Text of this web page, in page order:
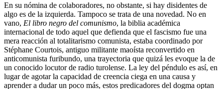
En su nómina de colaboradores, no obstante, si hay disidentes de
algo es de la izquierda. Tampoco se trata de una novedad. No en
vano, El libro negro del comunismo, la biblia académica
internacional de todo aquel que defienda que el fascismo fue una
mera reacción al totalitarismo comunista, estaba coordinado por
Stéphane Courtois, antiguo militante maoísta reconvertido en
anticomunista furibundo, una trayectoria que quizá les evoque la de
un conocido locutor de radio turolense. La ley del péndulo es así, en
lugar de agotar la capacidad de creencia ciega en una causa y
aprender a dudar un poco más, estos predicadores del dogma optan